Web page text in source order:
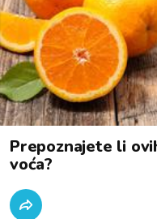
Prepoznajete li
voća?